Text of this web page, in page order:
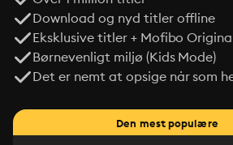
Download og nyd titler offline
Eksklusive titler + Mofibo
Børnevenligt miljø (Kids Mode)
Det er nemt at opsige når som
Den mest populære